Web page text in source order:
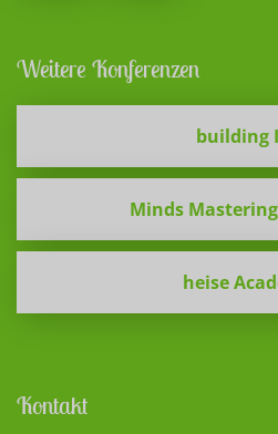
Weitere Konferenzen
building
Minds
heise
Kontakt